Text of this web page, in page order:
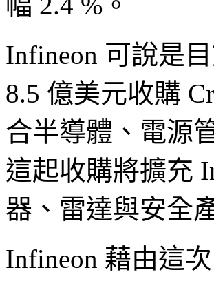
Infineon 可說是
8.5 億美元收購
合半導體、電源
這起收購將擴充
器、雷達與安全
Infineon 藉由這